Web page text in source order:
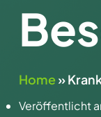
Home »
Veröffentlicht